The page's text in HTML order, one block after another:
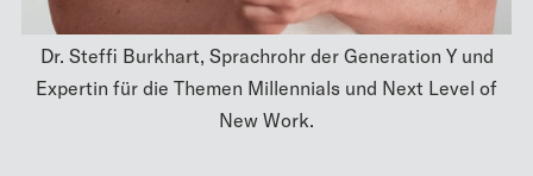
Dr. Steffi Burkhart, Sprachrohr der Generation Y und
Expertin für die Themen Millennials und Next Level of
New Work.